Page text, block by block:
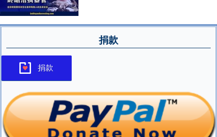
捐款
捐款